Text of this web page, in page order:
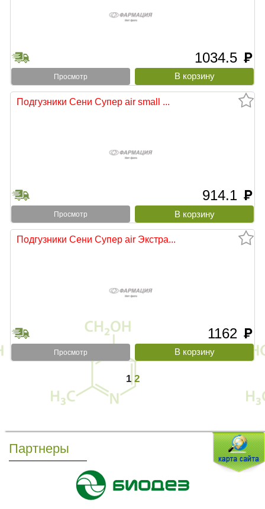
1034.5 руб
Просмотр
Подгузники Сени Супер air small ...
914.1 руб
Просмотр
Подгузники Сени Супер air Экстра...
1162 руб
Просмотр
1 2
Партнеры